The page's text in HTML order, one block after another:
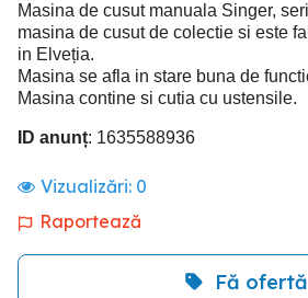
Masina de cusut manuala Singer,
masina de cusut de colectie si este
in Elveția.
Masina se afla in stare buna de
Masina contine si cutia cu ustensile.
ID anunț: 1635588936
Vizualizări: 0
Raportează
Fă ofertă